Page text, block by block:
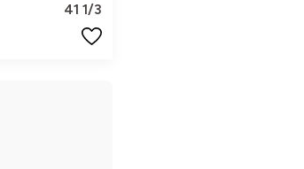
41 1/3